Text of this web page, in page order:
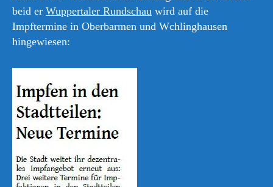
beid er Wuppertaler Rundschau wird auf die
Impftermine in Oberbarmen und Wchlinghausen
hingewiesen: